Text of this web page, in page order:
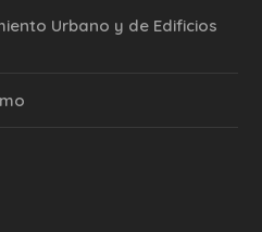
Urbano y de Edificios